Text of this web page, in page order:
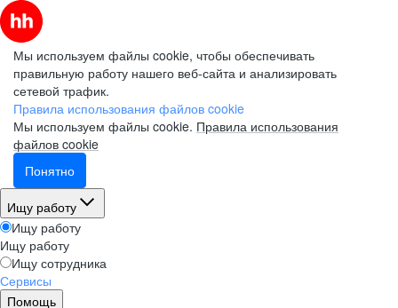
Мы используем файлы cookie, чтобы обеспечивать
правильную работу нашего веб-сайта и анализировать
сетевой трафик.
Правила использования файлов cookie
Мы используем файлы cookie. Правила использования
файлов cookie
Понятно
Ищу работу
Ищу работу
Ищу работу
Ищу сотрудника
Сервисы
Помощь